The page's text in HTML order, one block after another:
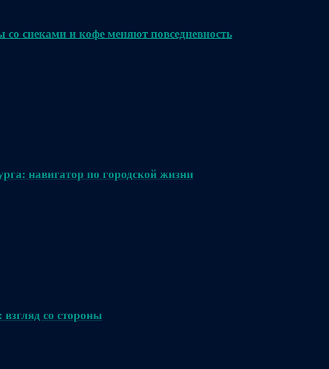
снеками и кофе меняют повседневность
навигатор по городской жизни
со стороны